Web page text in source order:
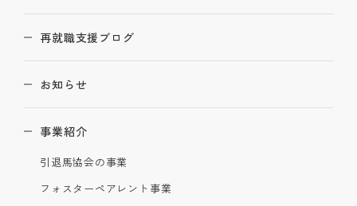
再就職支援ブログ
お知らせ
事業紹介
引退馬協会の事業
フォスターペアレント事業